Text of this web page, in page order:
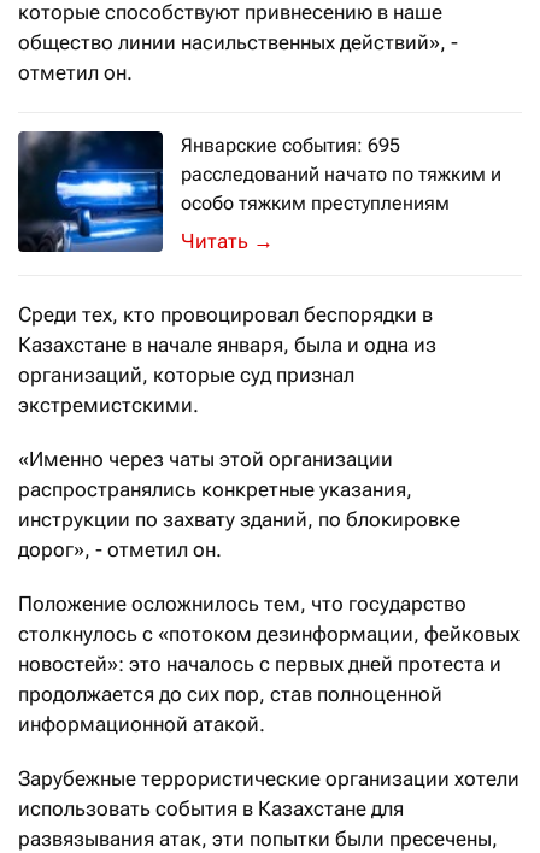
которые способствуют привнесению в наше
общество линии насильственных действий», -
отметил он.
Январские события: 695
расследований начато по тяжким и
особо тяжким преступлениям
Об этом заявил старший помощник
→
Среди тех, кто провоцировал беспорядки в
Казахстане в начале января, была и одна из
организаций, которые суд признал
экстремистскими.
«Именно через чаты этой организации
распространялись конкретные указания,
инструкции по захвату зданий, по блокировке
дорог», - отметил он.
Положение осложнилось тем, что государство
столкнулось с «потоком дезинформации, фейковых
новостей»: это началось с первых дней протеста и
продолжается до сих пор, став полноценной
информационной атакой.
Зарубежные террористические организации хотели
использовать события в Казахстане для
развязывания атак, эти попытки были пресечены,